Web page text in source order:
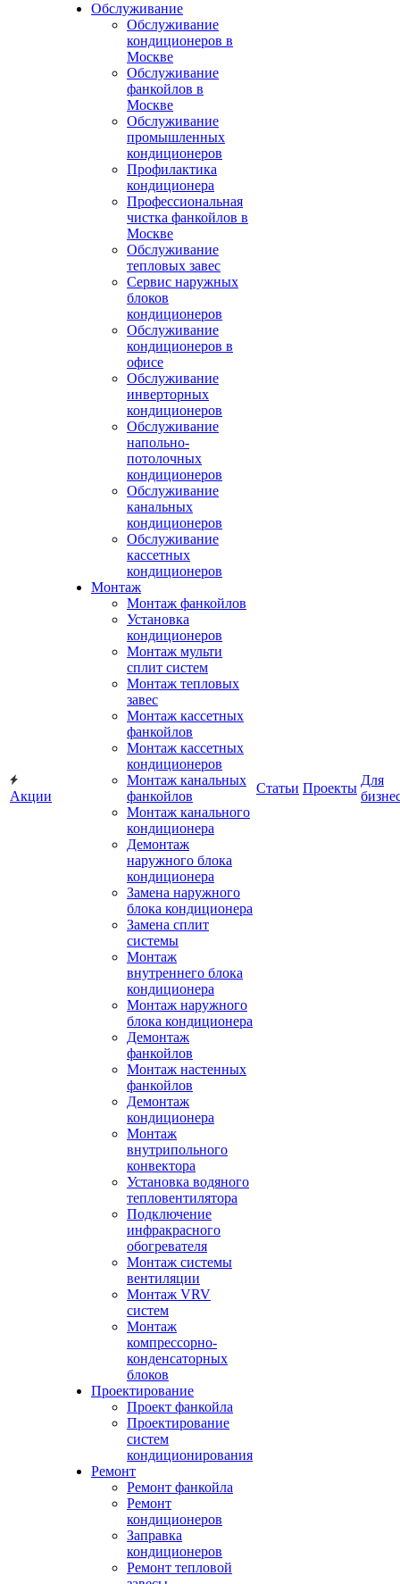
Акции
Обслуживание
Обслуживание
кондиционеров в
Москве
Обслуживание
фанкойлов в
Москве
Обслуживание
промышленных
кондиционеров
Профилактика
кондиционера
Профессиональная
чистка фанкойлов в
Москве
Обслуживание
тепловых завес
Сервис наружных
блоков
кондиционеров
Обслуживание
кондиционеров в
офисе
Обслуживание
инверторных
кондиционеров
Обслуживание
напольно-
потолочных
кондиционеров
Обслуживание
канальных
кондиционеров
Обслуживание
кассетных
кондиционеров
Монтаж
Монтаж фанкойлов
Установка
кондиционеров
Монтаж мульти
сплит систем
Монтаж тепловых
завес
Монтаж кассетных
фанкойлов
Монтаж кассетных
кондиционеров
Монтаж канальных
фанкойлов
Монтаж канального
кондиционера
Демонтаж
наружного блока
кондиционера
Замена наружного
блока кондиционера
Замена сплит
системы
Монтаж
внутреннего блока
кондиционера
Монтаж наружного
блока кондиционера
Демонтаж
фанкойлов
Монтаж настенных
фанкойлов
Демонтаж
кондиционера
Монтаж
внутрипольного
конвектора
Установка водяного
тепловентилятора
Подключение
инфракрасного
обогревателя
Монтаж системы
вентиляции
Монтаж VRV
систем
Монтаж
компрессорно-
конденсаторных
блоков
Проектирование
Проект фанкойла
Проектирование
систем
кондиционирования
Ремонт
Ремонт фанкойла
Ремонт
кондиционеров
Заправка
кондиционеров
Ремонт тепловой
Статьи Проекты
Для